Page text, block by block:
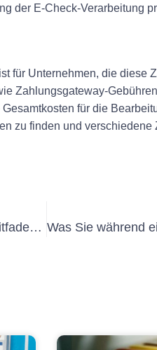
der E-Check-Verarbeitung
für Unternehmen, die diese
Zahlungsgateway-
für die
zu finden und
Wie oft sollten tragbare Geräte getestet werden? Ein Leitfaden zu OrtverAnderliche Geräute müfung